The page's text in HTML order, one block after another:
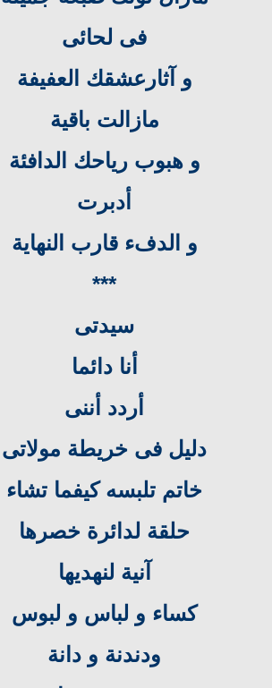
فى لحائى
و آثارعشقك العفيفة
مازالت باقية
و هبوب رياحك الدافئة
أدبرت
و الدفء قارب النهاية
***
سيدتى
أنا دائما
أردد أننى
دليل فى خريطة مولاتى
خاتم تلبسه كيفما تشاء
حلقة لدائرة خصرها
آنية لنهديها
كساء و لباس و لبوس
ودندنة و دانة